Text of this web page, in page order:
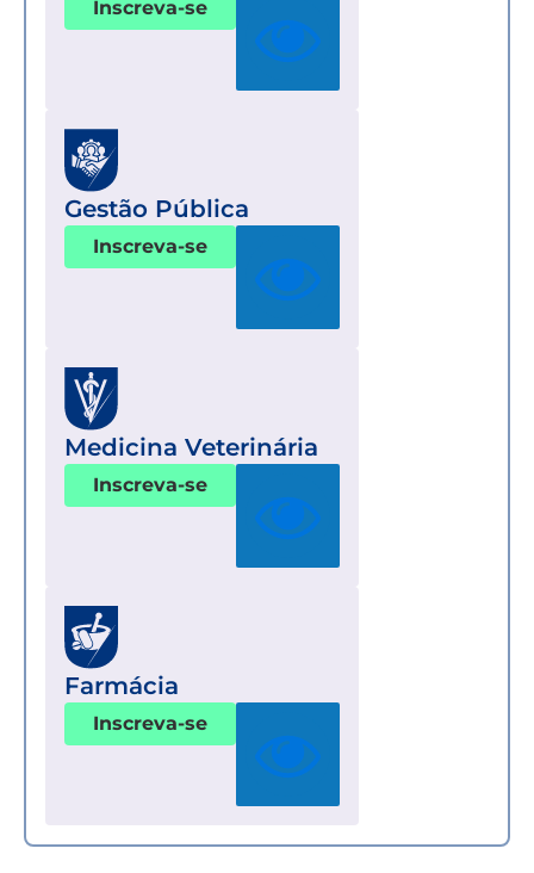
Inscreva-se
Gestão Pública
Inscreva-se
Medicina Veterinária
Inscreva-se
Farmácia
Inscreva-se